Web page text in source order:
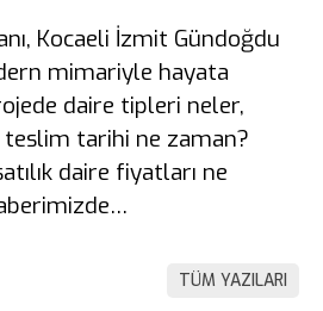
Kocaeli İzmit Gündoğdu
mimariyle hayata
daire tipleri neler,
teslim tarihi ne zaman?
daire fiyatları ne
TÜM YAZILARI